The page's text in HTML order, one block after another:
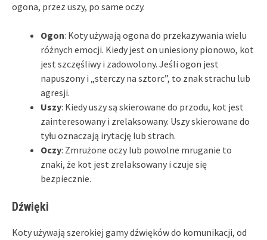
ogona, przez uszy, po same oczy.
Ogon: Koty używają ogona do przekazywania wielu
różnych emocji. Kiedy jest on uniesiony pionowo, kot
jest szczęśliwy i zadowolony. Jeśli ogon jest
napuszony i „sterczy na sztorc”, to znak strachu lub
agresji.
Uszy: Kiedy uszy są skierowane do przodu, kot jest
zainteresowany i zrelaksowany. Uszy skierowane do
tyłu oznaczają irytację lub strach.
Oczy: Zmrużone oczy lub powolne mruganie to
znaki, że kot jest zrelaksowany i czuje się
bezpiecznie.
Dźwięki
Koty używają szerokiej gamy dźwięków do komunikacji, od